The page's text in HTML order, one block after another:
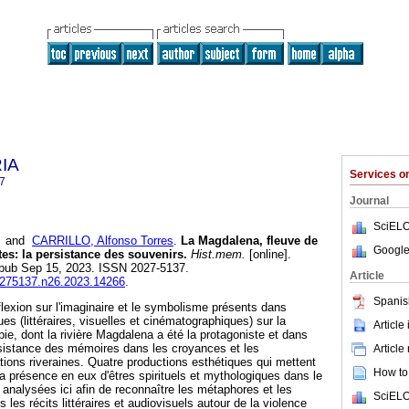
Services
Journal
Article
Article
Article
How
CARRILLO, Alfonso Torres. La Magdalena, fleuve de
la persistance des souvenirs. Hist.mem. [online].
Sep 15, 2023. ISSN 2027-5137.
.
sur l'imaginaire et le symbolisme présents dans
(littéraires, visuelles et cinématographiques) sur la
dont la rivière Magdalena a été la protagoniste et dans
des mémoires dans les croyances et les
riveraines. Quatre productions esthétiques qui mettent
présence en eux d'êtres spirituels et mythologiques dans le
ici afin de reconnaître les métaphores et les
les récits littéraires et audiovisuels autour de la violence